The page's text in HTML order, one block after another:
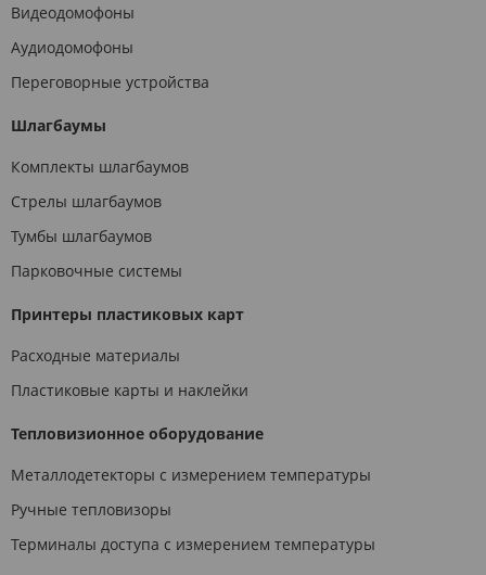
Видеодомофоны
Аудиодомофоны
Переговорные устройства
Шлагбаумы
Комплекты шлагбаумов
Стрелы шлагбаумов
Тумбы шлагбаумов
Парковочные системы
Принтеры пластиковых карт
Расходные материалы
Пластиковые карты и наклейки
Тепловизионное оборудование
Металлодетекторы с измерением температуры
Ручные тепловизоры
Терминалы доступа с измерением температуры